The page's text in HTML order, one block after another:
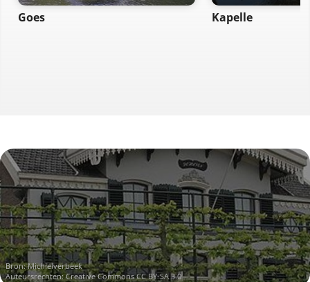
Goes Kapelle
Bron:Michielverbeek
Auteursrechten:Creative Commons CC BY-SA 3.0